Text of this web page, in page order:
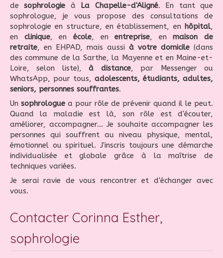
desophrologie à La Chapelle-d'Aligné. En tant que
sophrologue, je vous propose des consultations de
sophrologie en structure, en établissement, en hôpital,
en clinique, en école, enentreprise, enmaison de
retraite, en EHPAD, mais aussi à votre domicile (dans
des commune de la Sarthe, la Mayenne et en Maine-et-
Loire, selon liste),à distance, par Messenger ou
WhatsApp, pour tous, adolescents, étudiants, adultes,
seniors, personnes souffrantes.
Un sophrologue a pour rôle de prévenir quand il le peut.
Quand la maladie est là, son rôle est d'écouter,
améliorer, accompagner... Je souhaite accompagner les
personnes qui souffrent au niveau physique, mental,
émotionnel ou spirituel. J'inscris toujours une démarche
individualisée et globale grâce à la maîtrise de
techniques variées.
Je serai ravie de vous rencontrer et d'échanger avec
vous.
Contacter Corinna Esther,
sophrologie